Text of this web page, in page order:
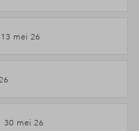
13 mei 26
30 mei 26